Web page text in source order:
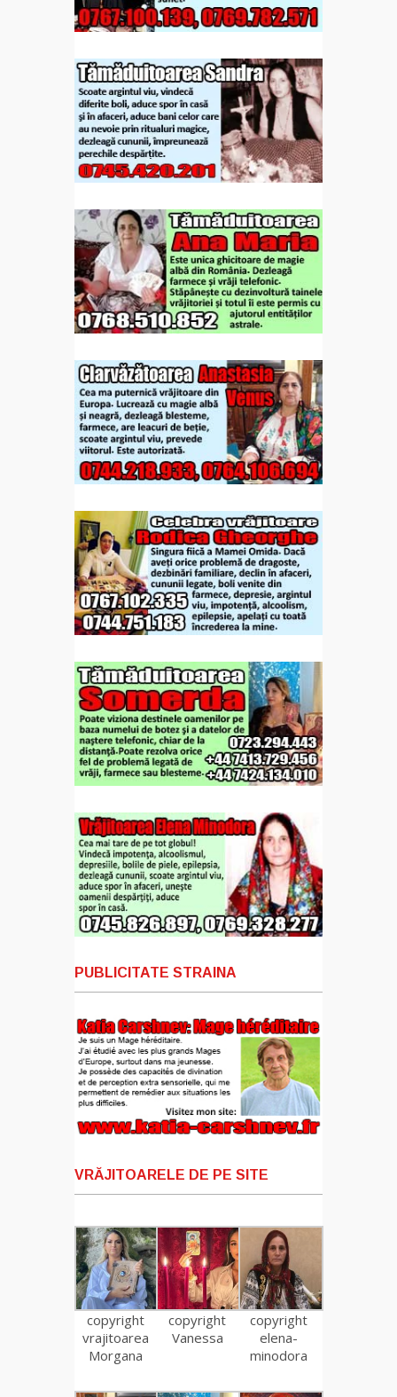
PUBLICITATE STRAINA
VRĂJITOARELE DE PE SITE
copyright
vrajitoarea
Morgana
copyright
Vanessa
copyright
elena-
minodora